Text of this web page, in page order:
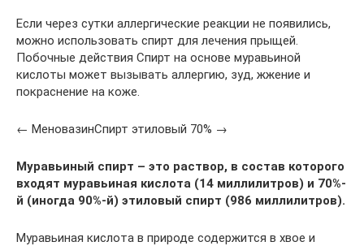
Если через сутки аллергические реакции не появились,
можно использовать спирт для лечения прыщей.
Побочные действия Спирт на основе муравьиной
кислоты может вызывать аллергию, зуд, жжение и
покраснение на коже.
← МеновазинСпирт этиловый 70% →
Муравьиный спирт – это раствор, в состав которого
входят муравьиная кислота (14 миллилитров) и 70%-
й (иногда 90%-й) этиловый спирт (986 миллилитров).
Муравьиная кислота в природе содержится в хвое и